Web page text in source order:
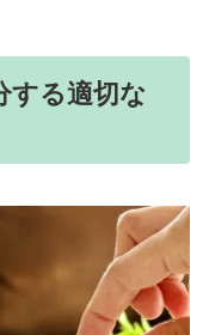
する適切な